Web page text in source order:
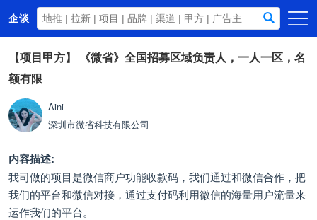
企谈
首页
商务资源
资讯动态
关于我们
【项目甲方】
《微省》全国招募区域负责人，一人一区，名
额有限
Aini
深圳市微省科技有限公司
内容描述:
我司做的项目是微信商户功能收款码，我们通过和微信合作，把
我们的平台和微信对接，通过支付码利用微信的海量用户流量来
运作我们的平台。